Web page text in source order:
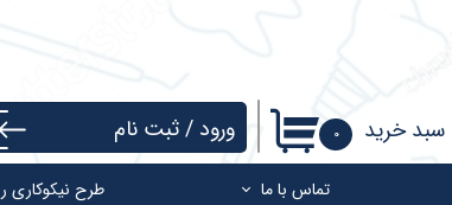
تماس با ما طرح نیکوکاری
۰ سبد خرید ورود /ثبت نام
حساب کاربری من